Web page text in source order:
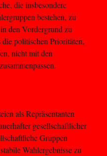
die insbesondere
bestehen, zu
den Vordergrund zu
die politischen Prioritäten,
nicht mit den
als Repräsentanten
gesellschaftlicher
Gruppen
Wahlergebnisse zu